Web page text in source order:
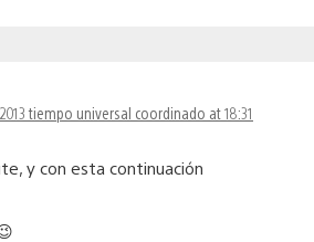
tiempo universal coordinado at 18:31
y con esta continuación